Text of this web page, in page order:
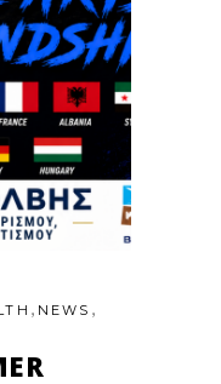
, NEWS ,